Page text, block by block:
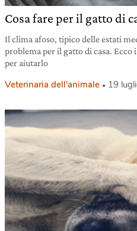
Cosa fare per il gatto di
Il clima afoso, tipico delle estati
problema per il gatto di casa.
per aiutarlo
Veterinaria dell'animale 19